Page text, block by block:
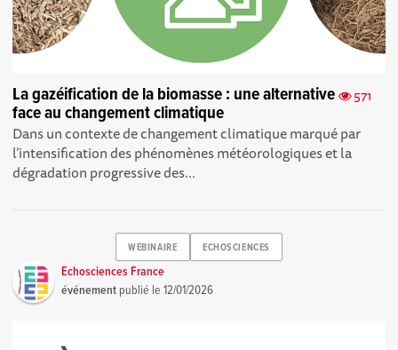
571
La gazéification de la biomasse : une alternative
face au changement climatique
Dans un contexte de changement climatique marqué par
l’intensification des phénomènes météorologiques et la
dégradation progressive des...
WEBINAIRE ECHOSCIENCES
Echosciences France
événement publié le12/01/2026